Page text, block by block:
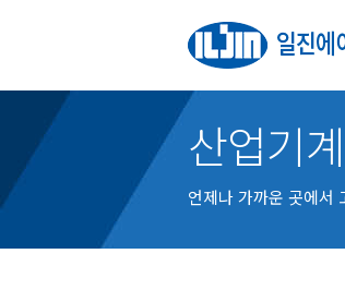
산업기
언제나 가까운 곳에서